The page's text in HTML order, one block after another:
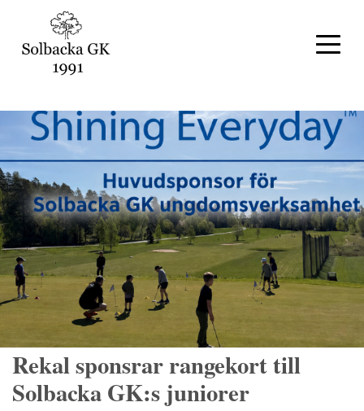
Rekal sponsrar rangekort till
Solbacka GK:s juniorer